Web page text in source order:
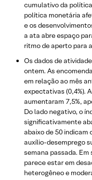
cumulativo da
política monetária
e os
a ata abre espaço
ritmo de aperto para
Os dados de
ontem. As
em relação ao mês
expectativas (0,4%).
aumentaram 7,5%,
Do lado negativo, o
significativamente
abaixo de 50 indicam
auxílio-desemprego
semana passada.
parece estar em
heterogêneo e